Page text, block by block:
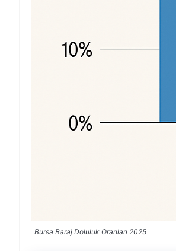
Bursa Baraj Doluluk Oranları 2025